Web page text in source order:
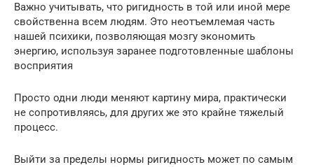
Важно учитывать, что ригидность в той или иной мере
свойственна всем людям. Это неотъемлемая часть
нашей психики, позволяющая мозгу экономить
энергию, используя заранее подготовленные шаблоны
восприятия
Просто одни люди меняют картину мира, практически
не сопротивляясь, для других же это крайне тяжелый
процесс.
Выйти за пределы нормы ригидность может по самым